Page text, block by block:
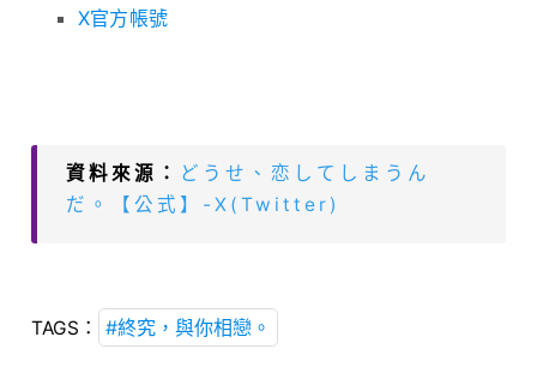
X官方帳號
資料來源： どうせ、恋してしまうん
だ。【公式】-X(Twitter)
TAGS： #終究，與你相戀。